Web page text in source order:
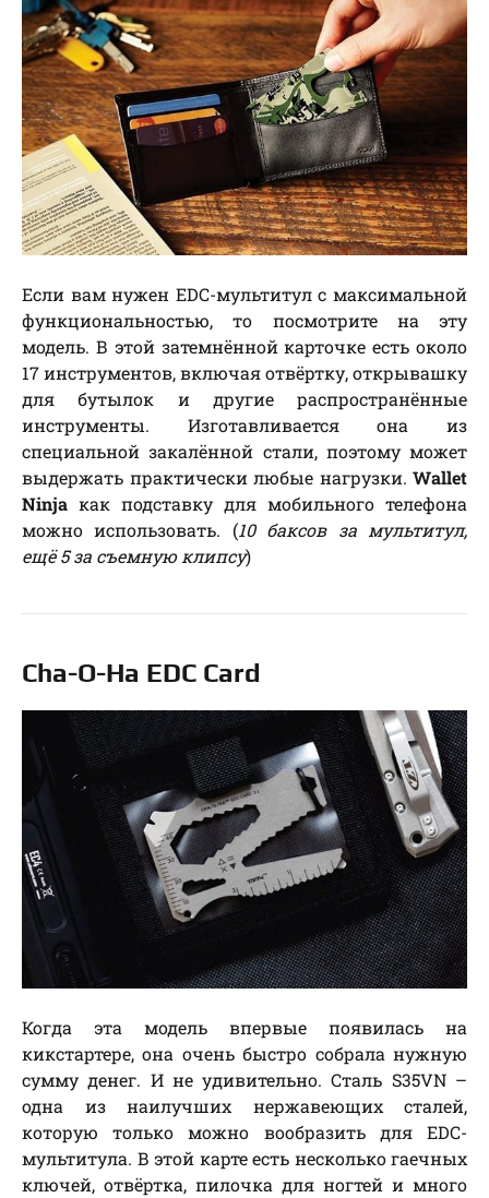
Если вам нужен EDC-мультитул с максимальной
функциональностью, то посмотрите на эту
модель. В этой затемнённой карточке есть около
17 инструментов, включая отвёртку, открывашку
для бутылок и другие распространённые
инструменты. Изготавливается она из
специальной закалённой стали, поэтому может
выдержать практически любые нагрузки. Wallet
Ninja как подставку для мобильного телефона
можно использовать. (10 баксов за мультитул,
ещё 5 за съемную клипсу)
Cha-O-Ha EDC Card
Когда эта модель впервые появилась на
кикстартере, она очень быстро собрала нужную
сумму денег. И не удивительно. Сталь S35VN –
одна из наилучших нержавеющих сталей,
которую только можно вообразить для EDC-
мультитула. В этой карте есть несколько гаечных
ключей, отвёртка, пилочка для ногтей и много